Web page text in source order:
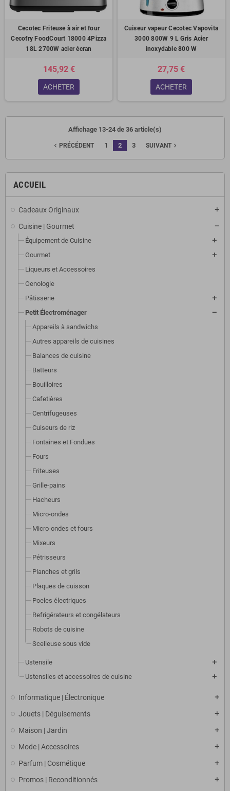
ACCUEIL
Cadeaux Originaux
Cuisine | Gourmet
Équipement de Cuisine
Gourmet
Liqueurs et Accessoires
Oenologie
Pâtisserie
Petit Électroménager
Appareils à sandwichs
Autres appareils de cuisines
Balances de cuisine
Batteurs
Bouilloires
Cafetières
Centrifugeuses
Cuiseurs de riz
Fontaines et Fondues
Fours
Friteuses
Grille-pains
Hacheurs
Micro-ondes
Micro-ondes et fours
Mixeurs
Pétrisseurs
Planches et grils
Plaques de cuisson
Poeles électriques
Refrigérateurs et congélateurs
Robots de cuisine
Scelleuse sous vide
Ustensile
Ustensiles et accessoires de cuisine
Informatique | Électronique
Jouets | Déguisements
Maison | Jardin
Mode | Accessoires
Parfum | Cosmétique
Promos | Reconditionnés
Cecotec Friteuse à air et four
Cecofry FoodCourt 18000 4Pizza
18L 2700W acier écran
145,92 €
ACHETER
Cuiseur vapeur Cecotec Vapovita
3000 800W 9 L Gris Acier
inoxydable 800 W
27,75 €
ACHETER
Affichage 13-24 de 36 article(s)
navigate_before PRÉCÉDENT 1 2 3 SUIVANTnavigate_next